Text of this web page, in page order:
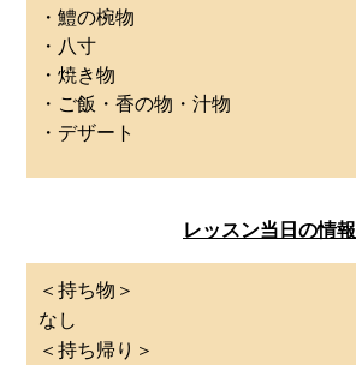
・鱧の椀物
・八寸
・焼き物
・ご飯・香の物・汁物
・デザート
レッスン当日の情報
＜持ち物＞
なし
＜持ち帰り＞